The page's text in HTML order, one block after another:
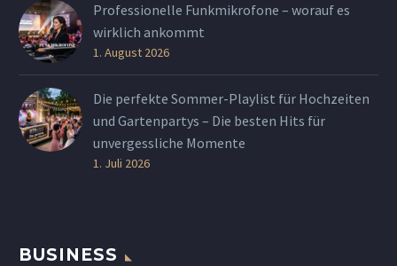
Professionelle Funkmikrofone – worauf es
wirklich ankommt
1. August 2026
Die perfekte Sommer-Playlist für Hochzeiten
und Gartenpartys – Die besten Hits für
unvergessliche Momente
1. Juli 2026
BUSINESS